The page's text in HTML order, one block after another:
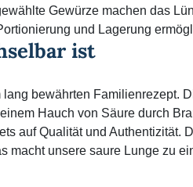
Gewürze machen das
und Lagerung
ist
bewährten Familienrezept.
Hauch von Säure durch
auf Qualität und Authentizität.
macht unsere saure Lunge zu